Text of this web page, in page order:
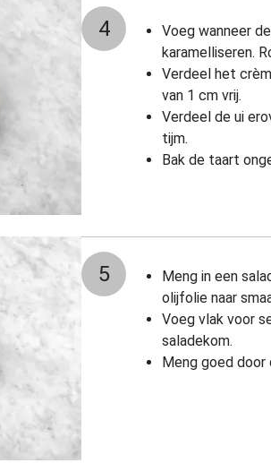
4
Voeg wanneer
karamelliseren.
Verdeel het
van 1 cm vrij.
Verdeel de ui
tijm.
Bak de taart
5
Meng in een
olijfolie naar
Voeg vlak voor
saladekom.
Meng goed door